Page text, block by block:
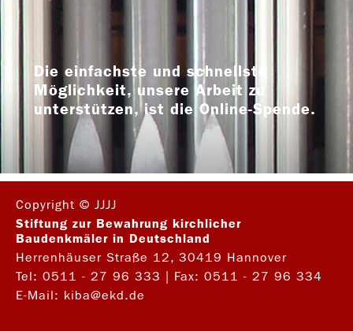
Die einfachste und schnellste
Möglichkeit, unsere Arbeit zu
unterstützen, ist die Online-Spende.
Copyright © JJJJ
Stiftung zur Bewahrung kirchlicher
Baudenkmäler in Deutschland
Herrenhäuser Straße 12, 30419 Hannover
Tel: 0511 - 27 96 333 | Fax: 0511 - 27 96 334
E-Mail: kiba@ekd.de